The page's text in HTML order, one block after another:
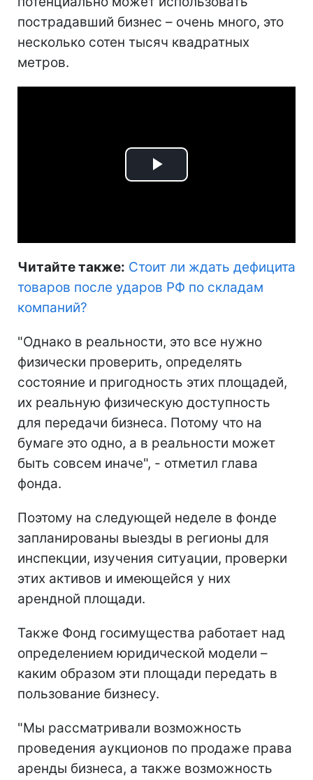
пострадавший бизнес – очень много, это
несколько сотен тысяч квадратных
метров.
Play
Читайте также: Стоит ли ждать дефицита
товаров после ударов РФ по складам
компаний?
"Однако в реальности, это все нужно
физически проверить, определять
состояние и пригодность этих площадей,
их реальную физическую доступность
для передачи бизнеса. Потому что на
бумаге это одно, а в реальности может
быть совсем иначе", - отметил глава
фонда.
Поэтому на следующей неделе в фонде
запланированы выезды в регионы для
инспекции, изучения ситуации, проверки
этих активов и имеющейся у них
арендной площади.
Также Фонд госимущества работает над
определением юридической модели –
каким образом эти площади передать в
пользование бизнесу.
"Мы рассматривали возможность
проведения аукционов по продаже права
аренды бизнеса, а также возможность